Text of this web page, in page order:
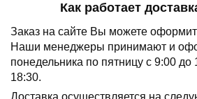
Как работает
Заказ на сайте Вы можете
Наши менеджеры принимают и
понедельника по пятницу с 9:00 до
18:30.
Доставка осуществляется на